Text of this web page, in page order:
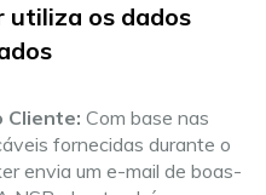
utiliza os dados
Cliente: Com base nas
fornecidas durante o
envia um e-mail de boas-